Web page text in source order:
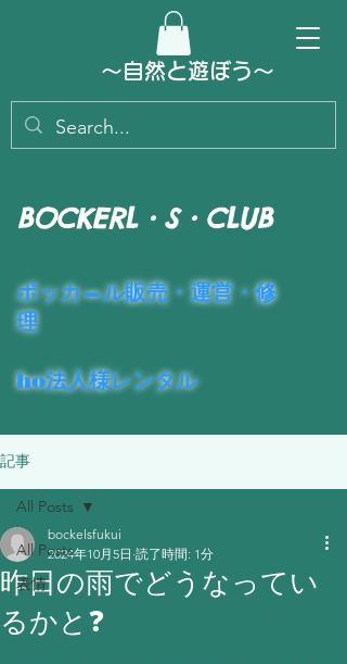
～​自然と遊ぼう～
​ポッカ―ル販売・運営・修
理
ho法人様レンタル
BOCKERL・S・CLUB
記事
All Posts
表情
All Posts
昨日の雨でどうなってい
るかと❓
bockelsfukui
2024年10月5日 読了時間: 1分